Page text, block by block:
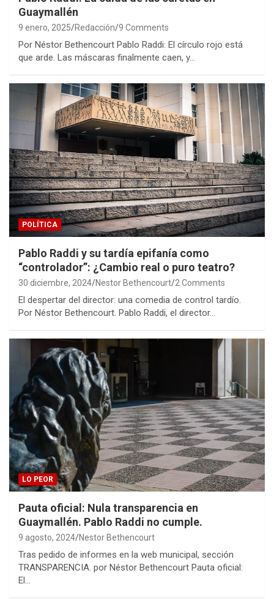
Guaymallén
9 enero, 2025 Redacción 9 Comments
Por Néstor Bethencourt Pablo Raddi: El círculo rojo está
que arde. Las máscaras finalmente caen, y…
POLÍTICA
Pablo Raddi y su tardía epifanía como
“controlador”: ¿Cambio real o puro teatro?
30 diciembre, 2024 Nestor Bethencourt 2 Comments
El despertar del director: una comedia de control tardío.
Por Néstor Bethencourt. Pablo Raddi, el director…
LO PEOR
Pauta oficial: Nula transparencia en
Guaymallén. Pablo Raddi no cumple.
9 agosto, 2024 Nestor Bethencourt
Tras pedido de informes en la web municipal, sección
TRANSPARENCIA. por Néstor Bethencourt Pauta oficial:
El…